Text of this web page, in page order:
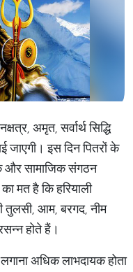
अमृत, सर्वार्थ सिद्धि
जाएगी। इस दिन पितरों के
और सामाजिक संगठन
का मत है कि हरियाली
तुलसी, आम, बरगद, नीम
होते हैं।
अधिक लाभदायक होता